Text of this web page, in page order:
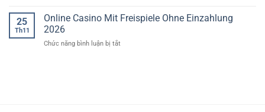
2026
Für
Zertifiziertes
In
25
Th11
Online Casino Mit Freispiele Ohne Einzahlung
2026
Chức năng bình luận bị tắt